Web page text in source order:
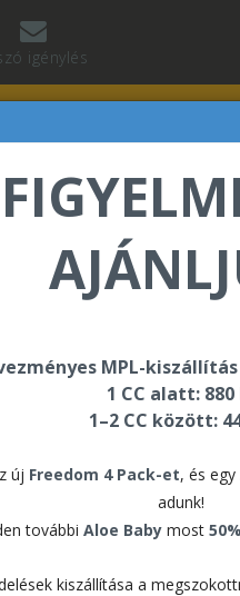
MPL-
1 CC alatt: 880
1–2 CC között:
új Freedom 4 Pack-et, és egy
adunk!
további Aloe Babymost
kiszállítása a
igénylés